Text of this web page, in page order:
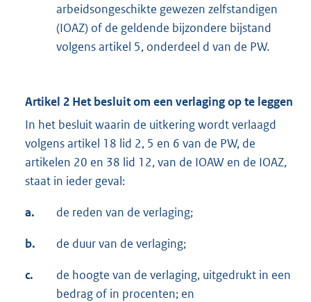
arbeidsongeschikte gewezen zelfstandigen
(IOAZ) of de geldende bijzondere bijstand
volgens artikel 5, onderdeel d van de PW.
Artikel 2 Het besluit om een verlaging op te leggen
In het besluit waarin de uitkering wordt verlaagd
volgens artikel 18 lid 2, 5 en 6 van de PW, de
artikelen 20 en 38 lid 12, van de IOAW en de IOAZ,
staat in ieder geval:
a. de reden van de verlaging;
b. de duur van de verlaging;
c.
de hoogte van de verlaging, uitgedrukt in een
bedrag of in procenten; en